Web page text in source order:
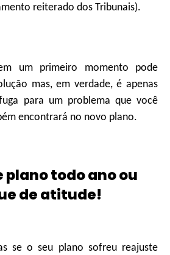
reiterado dos Tribunais).
um primeiro momento pode
mas, em verdade, é apenas
para um problema que você
encontrará no novo plano.
plano todo ano ou
de atitude!
se o seu plano sofreu reajuste